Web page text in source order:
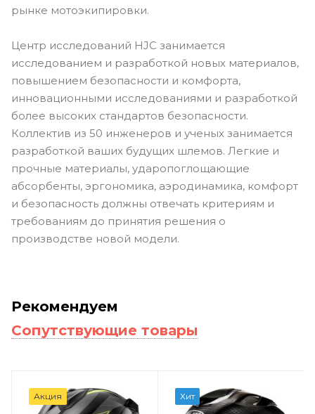
рынке мотоэкипировки.
Центр исследований HJC занимается
исследованием и разработкой новых материалов,
повышением безопасности и комфорта,
инновационными исследованиями и разработкой
более высоких стандартов безопасности.
Коллектив из 50 инженеров и ученых занимается
разработкой ваших будущих шлемов. Легкие и
прочные материалы, ударопоглощающие
абсорбенты, эргономика, аэродинамика, комфорт
и безопасность должны отвечать критериям и
требованиям до принятия решения о
производстве новой модели.
Рекомендуем
Сопутствующие товары
Акция Хит